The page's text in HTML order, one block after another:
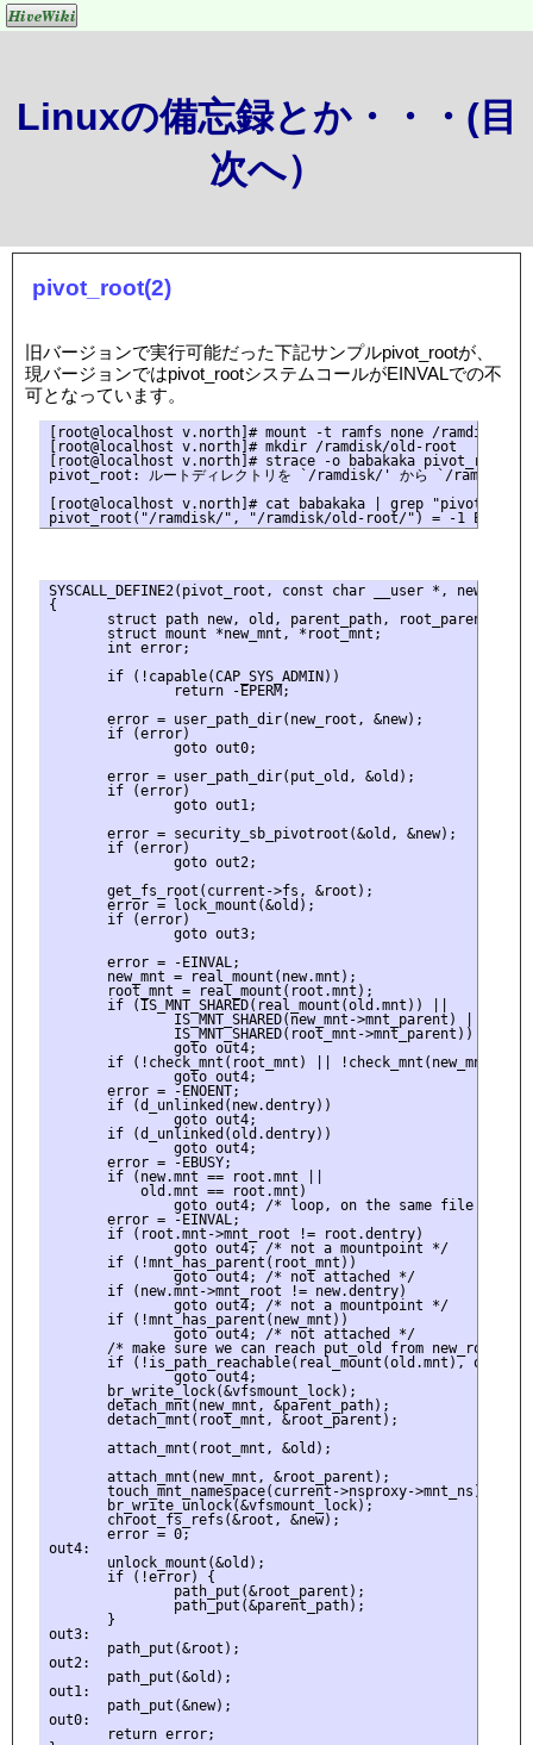
Linuxの備忘録とか・・・(目
次へ）
pivot_root(2)
旧バージョンで実行可能だった下記サンプルpivot_rootが、
現バージョンではpivot_rootシステムコールがEINVALでの不
可となっています。
[root@localhost v.north]# mount -t ramfs none /ramdisk
[root@localhost v.north]# mkdir /ramdisk/old-root
[root@localhost v.north]# strace -o babakaka pivot_root
pivot_root: ルートディレクトリを `/ramdisk/' から `/ramdisk/
[root@localhost v.north]# cat babakaka | grep
SYSCALL_DEFINE2(pivot_root, const char __user *,
{
struct path new, old, parent_path, root_parent,
       struct mount *new_mnt, *root_mnt;
       int error;
       if (!capable(CAP_SYS_ADMIN))
               return -EPERM;
       error = user_path_dir(new_root, &new);
       if (error)
               goto out0;
       error = user_path_dir(put_old, &old);
       if (error)
               goto out1;
       error = security_sb_pivotroot(&old, &new);
       if (error)
               goto out2;
       get_fs_root(current->fs, &root);
       error = lock_mount(&old);
       if (error)
               goto out3;
       error = -EINVAL;
       new_mnt = real_mount(new.mnt);
       root_mnt = real_mount(root.mnt);
       if (IS_MNT_SHARED(real_mount(old.mnt)) ||
               IS_MNT_SHARED(new_mnt->mnt_parent) ||
               IS_MNT_SHARED(root_mnt->mnt_parent))
               goto out4;
       if (!check_mnt(root_mnt) || !check_mnt(new_mnt))
               goto out4;
       error = -ENOENT;
       if (d_unlinked(new.dentry))
               goto out4;
       if (d_unlinked(old.dentry))
               goto out4;
       error = -EBUSY;
       if (new.mnt == root.mnt ||
           old.mnt == root.mnt)
goto out4; /* loop, on the same file
       error = -EINVAL;
       if (root.mnt->mnt_root != root.dentry)
               goto out4; /* not a mountpoint */
       if (!mnt_has_parent(root_mnt))
               goto out4; /* not attached */
       if (new.mnt->mnt_root != new.dentry)
               goto out4; /* not a mountpoint */
       if (!mnt_has_parent(new_mnt))
               goto out4; /* not attached */
       /* make sure we can reach put_old from new_root */
if (!is_path_reachable(real_mount(old.mnt),
               goto out4;
       br_write_lock(&vfsmount_lock);
       detach_mnt(new_mnt, &parent_path);
       detach_mnt(root_mnt, &root_parent);
       attach_mnt(root_mnt, &old);
       attach_mnt(new_mnt, &root_parent);
       touch_mnt_namespace(current->nsproxy->mnt_ns);
       br_write_unlock(&vfsmount_lock);
       chroot_fs_refs(&root, &new);
       error = 0;
out4:
       unlock_mount(&old);
       if (!error) {
               path_put(&root_parent);
               path_put(&parent_path);
       }
out3:
       path_put(&root);
out2:
       path_put(&old);
out1:
       path_put(&new);
out0:
       return error;